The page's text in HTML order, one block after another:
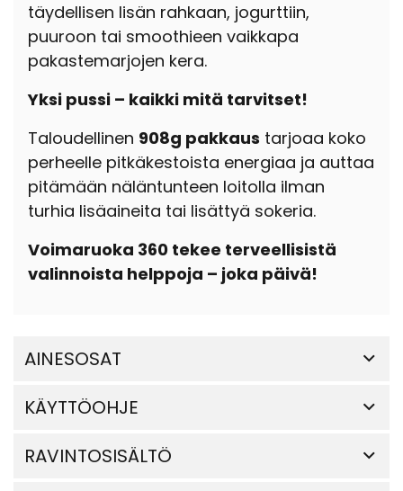
täydellisen lisän rahkaan, jogurttiin,
puuroon tai smoothieen vaikkapa
pakastemarjojen kera.
Yksi pussi – kaikki mitä tarvitset!
Taloudellinen 908g pakkaus tarjoaa koko
perheelle pitkäkestoista energiaa ja auttaa
pitämään näläntunteen loitolla ilman
turhia lisäaineita tai lisättyä sokeria.
Voimaruoka 360 tekee terveellisistä
valinnoista helppoja – joka päivä!
AINESOSAT
KÄYTTÖOHJE
RAVINTOSISÄLTÖ